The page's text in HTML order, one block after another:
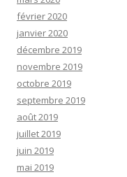
février 2020
janvier 2020
décembre 2019
novembre 2019
octobre 2019
septembre 2019
août 2019
juillet 2019
juin 2019
mai 2019